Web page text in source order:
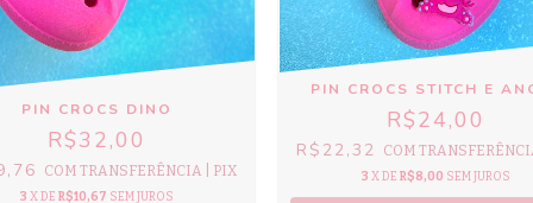
PIN CROCS DINO
R$32,00
COM TRANSFERÊNCIA | PIX
3 X DE R$10,67 SEM JUROS
PIN CROCS STITCH E
R$24,00
R$22,32 COM
3 X DE R$8,00 SEM JUROS